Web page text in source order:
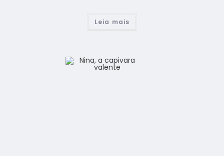
Leia mais